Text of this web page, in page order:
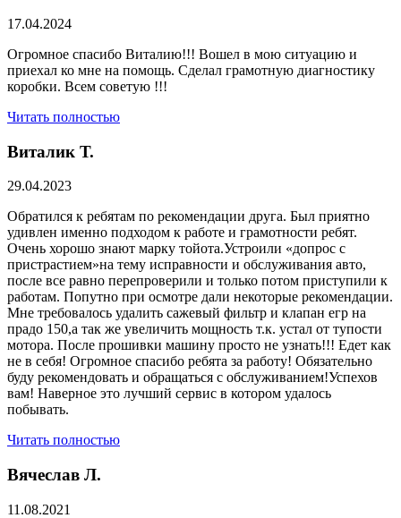
17.04.2024
Огромное спасибо Виталию!!! Вошел в мою ситуацию и
приехал ко мне на помощь. Сделал грамотную диагностику
коробки. Всем советую !!!
Читать полностью
Виталик Т.
29.04.2023
Обратился к ребятам по рекомендации друга. Был приятно
удивлен именно подходом к работе и грамотности ребят.
Очень хорошо знают марку тойота.Устроили «допрос с
пристрастием»на тему исправности и обслуживания авто,
после все равно перепроверили и только потом приступили к
работам. Попутно при осмотре дали некоторые рекомендации.
Мне требовалось удалить сажевый фильтр и клапан егр на
прадо 150,а так же увеличить мощность т.к. устал от тупости
мотора. После прошивки машину просто не узнать!!! Едет как
не в себя! Огромное спасибо ребята за работу! Обязательно
буду рекомендовать и обращаться с обслуживанием!Успехов
вам! Наверное это лучший сервис в котором удалось
побывать.
Читать полностью
Вячеслав Л.
11.08.2021